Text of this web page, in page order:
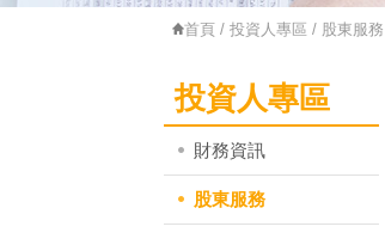
首頁 / 投資人專區 / 股東服務
投資人專區
財務資訊
股東服務